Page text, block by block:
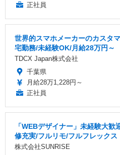
正社員
世界的スマホメーカーのカスタ
宅勤務/未経験OK/月給28万円～
TDCX Japan株式会社
千葉県
月給28万1,228円～
正社員
「WEBデザイナー」未経験大
修充実/フルリモ/フルフレックス
株式会社SUNRISE